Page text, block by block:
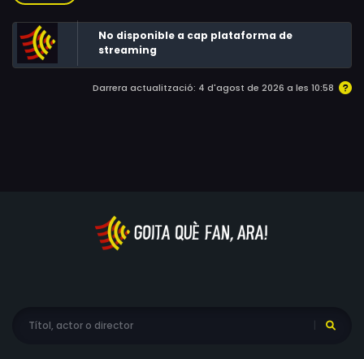
No disponible a cap plataforma de
streaming
Darrera actualització: 4 d'agost de 2026 a les 10:58